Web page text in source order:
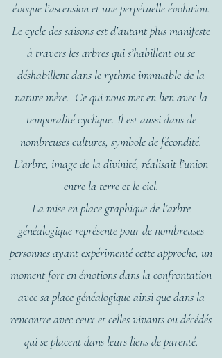
évoque l’ascension et une perpétuelle évolution.
Le cycle des saisons est d’autant plus manifeste
à travers les arbres qui s’habillent ou se
déshabillent dans le rythme immuable de la
nature mère. Ce qui nous met en lien avec la
temporalité cyclique. Il est aussi dans de
nombreuses cultures, symbole de fécondité.
L’arbre, image de la divinité, réalisait l’union
entre la terre et le ciel.
La mise en place graphique de l’arbre
généalogique représente pour de nombreuses
personnes ayant expérimenté cette approche, un
moment fort en émotions dans la confrontation
avec sa place généalogique ainsi que dans la
rencontre avec ceux et celles vivants ou décédés
qui se placent dans leurs liens de parenté.